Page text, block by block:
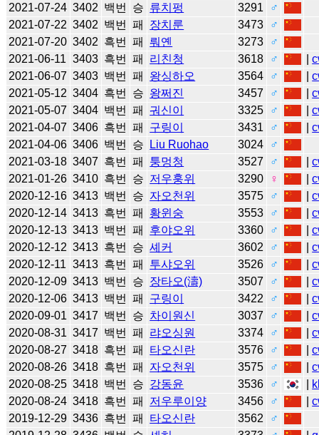
2021-07-24 3402 백번 승 류치펑 3291
♂
2021-07-22 3402 백번 패 장치룬 3473
♂
2021-07-20 3402 흑번 패 뤄옌 3273
♂
2021-06-11 3403 흑번 패 리친청 3618 ♂ |
2021-06-07 3403 백번 패 왕싱하오 3564 ♂ |
2021-05-12 3404 흑번 승 왕쩌진 3457 ♂ |
2021-05-07 3404 백번 패 궈신이 3325 ♂ |
2021-04-07 3406 흑번 패 구링이 3431 ♂ |
2021-04-06 3406 백번 승 Liu Ruohao 3024
♂
2021-03-18 3407 흑번 패 퉁멍청 3527 ♂ |
2021-01-26 3410 흑번 승 저우훙위 3290 ♀ |
2020-12-16 3413 백번 승 자오천위 3575 ♂ |
2020-12-14 3413 흑번 패 황윈숭 3553 ♂ |
2020-12-13 3413 백번 패 후야오위 3360 ♂ |
2020-12-12 3413 흑번 승 셰커 3602 ♂ |
2020-12-11 3413 흑번 패 투샤오위 3526 ♂ |
2020-12-09 3413 백번 승 장타오(濤) 3507 ♂ |
2020-12-06 3413 백번 패 구링이 3422 ♂ |
2020-09-01 3417 백번 승 차이원신 3037 ♂ |
2020-08-31 3417 백번 패 랴오싱원 3374 ♂ |
2020-08-27 3418 흑번 패 타오신란 3576 ♂ |
2020-08-26 3418 흑번 패 자오천위 3575 ♂ |
2020-08-25 3418 백번 승 강동윤 3536 ♂
2020-08-24 3418 흑번 패 저우루이양 3456 ♂ |
2019-12-29 3436 흑번 패 타오신란 3562
♂